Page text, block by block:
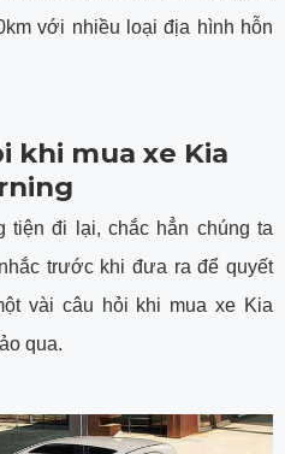
với nhiều loại địa hình hỗn
khi mua xe Kia
tiện đi lại, chắc hẳn chúng ta
trước khi đưa ra để quyết
vài câu hỏi khi mua xe Kia
qua.